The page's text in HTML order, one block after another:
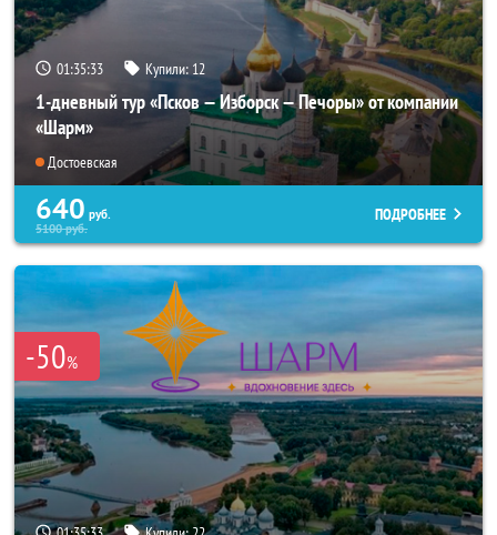
01:35:31 Купили: 12
1-дневный тур «Псков — Изборск — Печоры» от компании
«Шарм»
Достоевская
640 руб.
5100руб.
ПОДРОБНЕЕ
-50%